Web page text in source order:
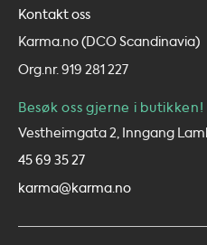
Kontakt oss
Karma.no (DCO Scandinavia)
Org.nr. 919 281 227
Besøk oss gjerne i butikken!
Vestheimgata 2, Inngang
45 69 35 27
karma@karma.no